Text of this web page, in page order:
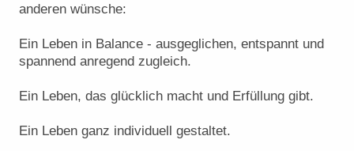
anderen wünsche:
Ein Leben in Balance - ausgeglichen, entspannt und
spannend anregend zugleich.
Ein Leben, das glücklich macht und Erfüllung gibt.
Ein Leben ganz individuell gestaltet.